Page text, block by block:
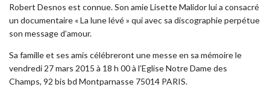
Robert Desnos est connue. Son amie Lisette Malidor lui a consacré
un documentaire « La lune lévé » qui avec sa discographie perpétue
son message d’amour.
Sa famille et ses amis célébreront une messe en sa mémoire le
vendredi 27 mars 2015 à 18 h 00 à l’Eglise Notre Dame des
Champs, 92 bis bd Montparnasse 75014 PARIS.